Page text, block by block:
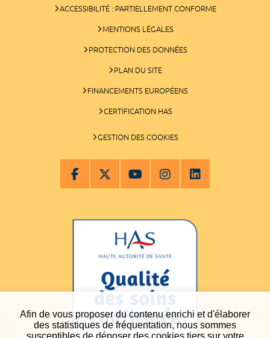
Afin de vous proposer du contenu enrichi et d'élaborer
des statistiques de fréquentation, nous sommes
susceptibles de déposer des cookies tiers sur votre
ACCESSIBILITÉ : PARTIELLEMENT CONFORME
MENTIONS LÉGALES
PROTECTION DES DONNÉES
PLAN DU SITE
FINANCEMENTS EUROPÉENS
CERTIFICATION HAS
GESTION DES COOKIES